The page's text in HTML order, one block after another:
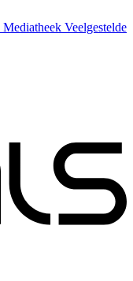
Mediatheek Veelgestelde